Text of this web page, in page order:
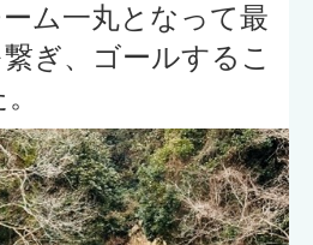
ム一丸となって最
ぎ、ゴールするこ